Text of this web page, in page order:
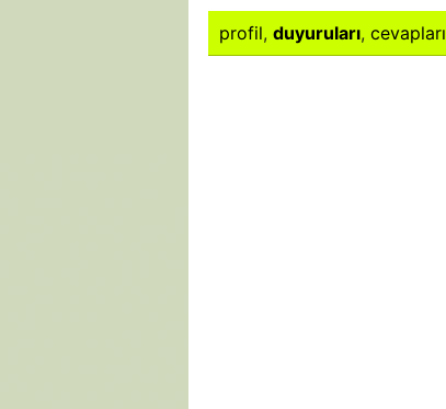
profil, duyuruları, cevapları